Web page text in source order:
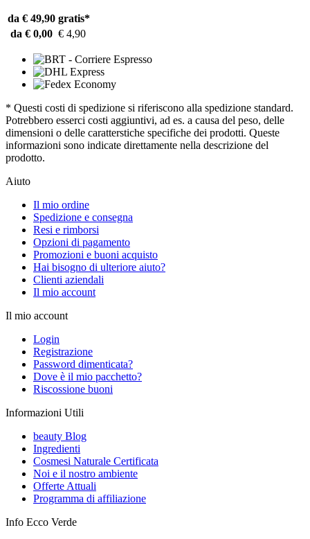
da € 49,90 gratis*
da € 0,00 € 4,90
* Questi costi di spedizione si riferiscono alla spedizione standard.
Potrebbero esserci costi aggiuntivi, ad es. a causa del peso, delle
dimensioni o delle caratterstiche specifiche dei prodotti. Queste
informazioni sono indicate direttamente nella descrizione del
prodotto.
Aiuto
Il mio ordine
Spedizione e consegna
Resi e rimborsi
Opzioni di pagamento
Promozioni e buoni acquisto
Hai bisogno di ulteriore aiuto?
Clienti aziendali
Il mio account
Il mio account
Login
Registrazione
Password dimenticata?
Dove è il mio pacchetto?
Riscossione buoni
Informazioni Utili
beauty Blog
Ingredienti
Cosmesi Naturale Certificata
Noi e il nostro ambiente
Offerte Attuali
Programma di affiliazione
Info Ecco Verde